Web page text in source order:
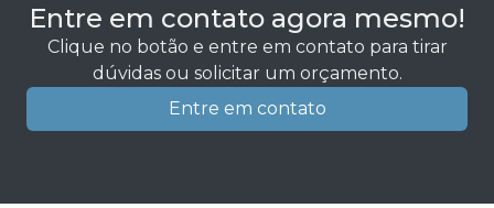
Entre em contato agora mesmo!
Clique no botão e entre em contato para tirar
dúvidas ou solicitar um orçamento.
Entre em contato